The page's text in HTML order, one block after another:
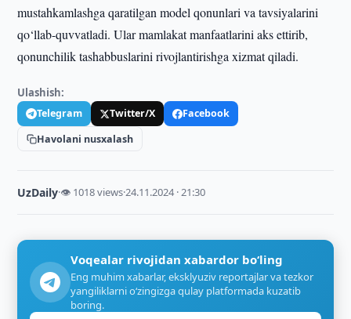
mustahkamlashga qaratilgan model qonunlari va tavsiyalarini
qo‘llab-quvvatladi. Ular mamlakat manfaatlarini aks ettirib,
qonunchilik tashabbuslarini rivojlantirishga xizmat qiladi.
Ulashish:
Telegram Twitter/X
Facebook
Havolani nusxalash
UzDaily·👁 1018 views·24.11.2024 · 21:30
Voqealar rivojidan xabardor bo‘ling
Eng muhim xabarlar, eksklyuziv reportajlar va tezkor
yangiliklarni o‘zingizga qulay platformada kuzatib
boring.